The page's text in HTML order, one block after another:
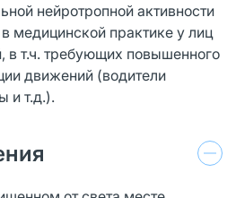
нейротропной активности
медицинской практике у лиц
в т.ч. требующих повышенного
движений (водители
и т.д.).